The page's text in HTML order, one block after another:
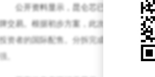
公开资料显示，昆仑芯已通过联席保
牌交易。根据初步方案，此次上市将通过
投资者的国际配售。分拆完成后，昆仑芯